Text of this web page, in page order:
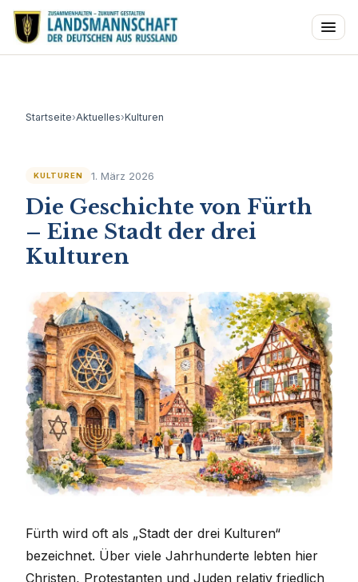
Startseite›Aktuelles›Kulturen
KULTUREN 1. März 2026
Die Geschichte von Fürth
– Eine Stadt der drei
Kulturen
Fürth wird oft als „Stadt der drei Kulturen“
bezeichnet. Über viele Jahrhunderte lebten hier
Christen, Protestanten und Juden relativ friedlich